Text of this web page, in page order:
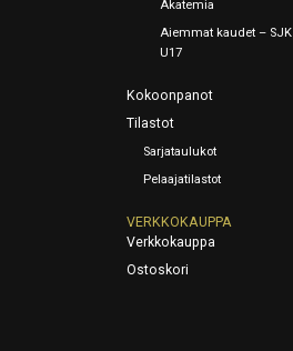
Akatemia
Aiemmat kaudet – SJK
U17
Kokoonpanot
Tilastot
Sarjataulukot
Pelaajatilastot
VERKKOKAUPPA
Verkkokauppa
Ostoskori